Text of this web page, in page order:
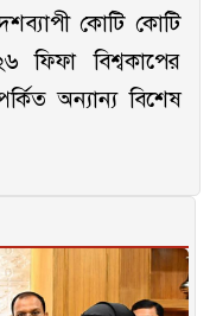
কোটি কোটি
ফিফা বিশ্বকাপের
অন্যান্য বিশেষ